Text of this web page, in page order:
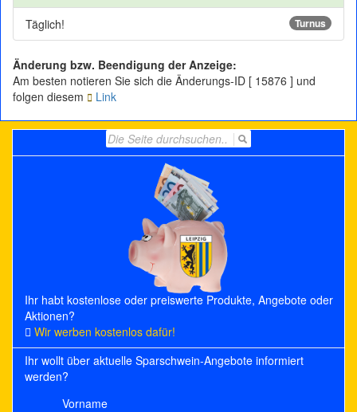
Turnus
Täglich!
Änderung bzw. Beendigung der Anzeige:
Am besten notieren Sie sich die Änderungs-ID [ 15876 ] und
folgen diesem
Link
for:
Ihr habt kostenlose oder preiswerte Produkte, Angebote oder
Aktionen?
Wir werben kostenlos dafür!
Ihr wollt über aktuelle Sparschwein-Angebote informiert
werden?
Vorname